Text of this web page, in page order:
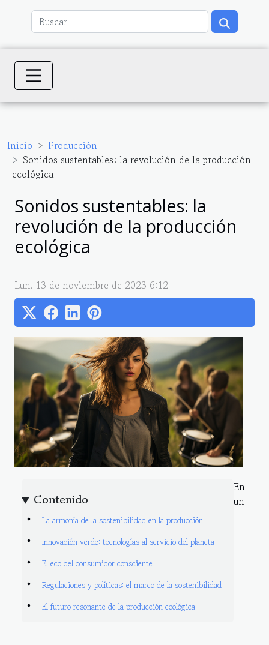
Inicio
Producción
Sonidos sustentables: la revolución de la producción
ecológica
Sonidos sustentables: la
revolución de la producción
ecológica
Lun. 13 de noviembre de 2023 6:12
Contenido
La armonía de la sostenibilidad en la producción
Innovación verde: tecnologías al servicio del planeta
El eco del consumidor consciente
Regulaciones y políticas: el marco de la sostenibilidad
El futuro resonante de la producción ecológica
En
un